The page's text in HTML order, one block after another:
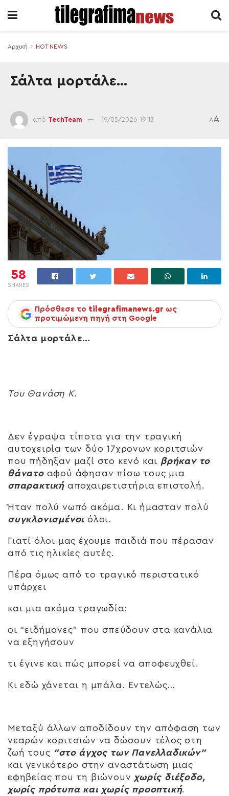
Αρχική HOT NEWS
Σάλτα μορτάλε…
από TechTeam 19/05/2026 19:13 AA
58
SHARES
Πρόσθεσε το tilegrafimanews.gr ως
προτιμώμενη πηγή στη Google
Σάλτα μορτάλε…
Του Θανάση Κ.
Δεν έγραψα τίποτα για την τραγική
αυτοχειρία των δύο 17χρονων κοριτσιών
που πήδηξαν μαζί στο κενό και βρήκαν το
θάνατοαφού άφησαν πίσω τους μια
σπαρακτική αποχαιρετιστήρια επιστολή.
Ήταν πολύ νωπό ακόμα. Κι ήμασταν πολύ
συγκλονισμένοι όλοι.
Γιατί όλοι μας έχουμε παιδιά που πέρασαν
από τις ηλικίες αυτές.
Πέρα όμως από το τραγικό περιστατικό
υπάρχει
και μια ακόμα τραγωδία:
οι “ειδήμονες” που σπεύδουν στα κανάλια
να εξηγήσουν
τι έγινε και πώς μπορεί να αποφευχθεί.
Κι εδώ χάνεται η μπάλα. Εντελώς…
Μεταξύ άλλων αποδίδουν την απόφαση των
νεαρών κοριτσιών να δώσουν τέλος στη
ζωή τους “στο άγχος των Πανελλαδικών”
και γενικότερο στην αναστάτωση μιας
εφηβείας που τη βιώνουν χωρίς διέξοδο,
χωρίς πρότυπα και χωρίς προοπτική.